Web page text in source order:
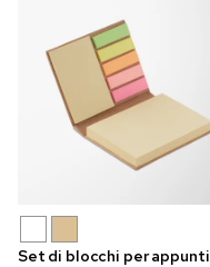
Set di blocchi per appunti